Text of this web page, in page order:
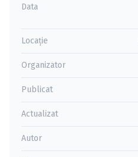
Data
Locație
Organizator
Publicat
Actualizat
Autor